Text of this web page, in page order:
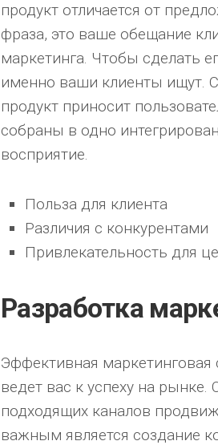
продукт отличается от
фраза, это ваше обещание
маркетинга. Чтобы сделать
именно ваши клиенты ищут.
продукт приносит
собраны в одно
восприятие.
Польза для клиента
Различия с конкурентами
Привлекательность для
Разработка
Эффективная маркетинговая
ведет вас к успеху на
подходящих каналов
важным является создание